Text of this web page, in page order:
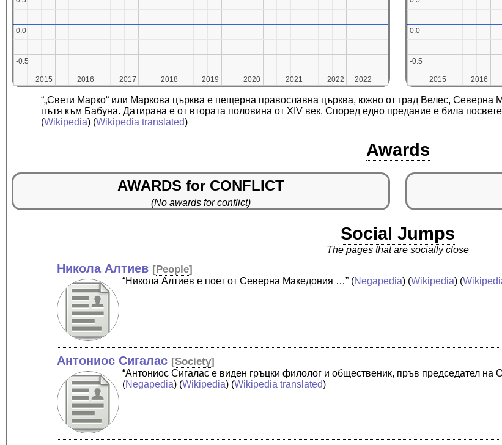
2015
2015 2016
2016 2017
2017 2018
2018 2019
2019 2020
2020 2021
2021 2022
2022 2022
2022
-0.5
-0.5
0.0
0.0
2015
2015 2016
2016
-0.5
-0.5
0.0
0.0
“„Свети Марко“ или Маркова църква е пещерна православна църква, южно от град Велес, Северна
пътя към Бабуна. Датирана е от втората половина от XIV век. Според едно предание е била
(Wikipedia) (Wikipedia translated)
Awards
AWARDS for CONFLICT
(No awards for conflict)
Social Jumps
The pages that are socially close
Никола Алтиев [People]
“Никола Алтиев е поет от Северна Македония …” (Negapedia) (Wikipedia) (
Антониос Сигалас [Society]
“Антониос Сигалас е виден гръцки филолог и общественик, пръв председател на
(Negapedia) (Wikipedia) (Wikipedia translated)